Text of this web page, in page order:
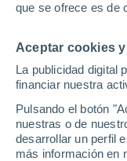
que se ofrece es de
Aceptar cookies
La publicidad digital
financiar nuestra
Pulsando el botón
nuestras o de
desarrollar un perfil
más información en
Inicio
Hoy, 7